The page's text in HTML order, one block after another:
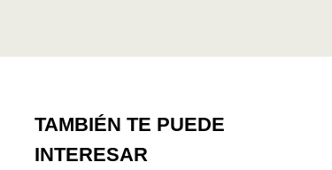
TAMBIÉN TE PUEDE
INTERESAR